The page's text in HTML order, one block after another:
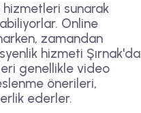
hizmetleri sunarak
Online
zamandan
hizmeti Şırnak'da
genellikle video
önerileri,
ederler.